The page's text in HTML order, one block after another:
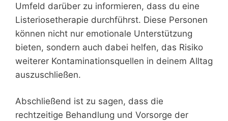
Umfeld darüber zu informieren, dass du eine
Listeriosetherapie durchführst. Diese Personen
können nicht nur emotionale Unterstützung
bieten, sondern auch dabei helfen, das Risiko
weiterer Kontaminationsquellen in deinem Alltag
auszuschließen.
Abschließend ist zu sagen, dass die
rechtzeitige Behandlung und Vorsorge der